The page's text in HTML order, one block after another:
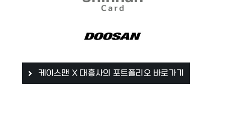
케이스맨 X 대흥사의 포트폴리오 바로가기